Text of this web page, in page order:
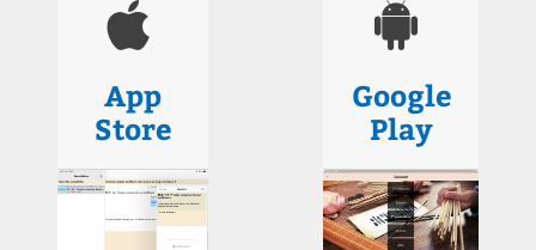
App
Store
Google
Play